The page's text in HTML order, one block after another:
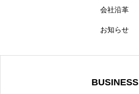
会社沿革
お知らせ
BUSINESS